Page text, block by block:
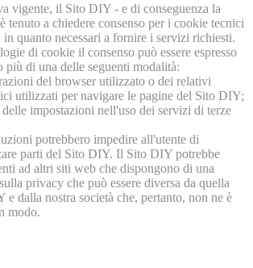
vigente, il Sito DIY - e di conseguenza la
tenuto a chiedere consenso per i cookie tecnici
quanto necessari a fornire i servizi richiesti.
di cookie il consenso può essere espresso
più di una delle seguenti modalità:
del browser utilizzato o dei relativi
utilizzati per navigare le pagine del Sito DIY;
impostazioni nell'uso dei servizi di terze
potrebbero impedire all'utente di
parti del Sito DIY. Il Sito DIY potrebbe
ad altri siti web che dispongono di una
privacy che può essere diversa da quella
e dalla nostra società che, pertanto, non ne è
modo.